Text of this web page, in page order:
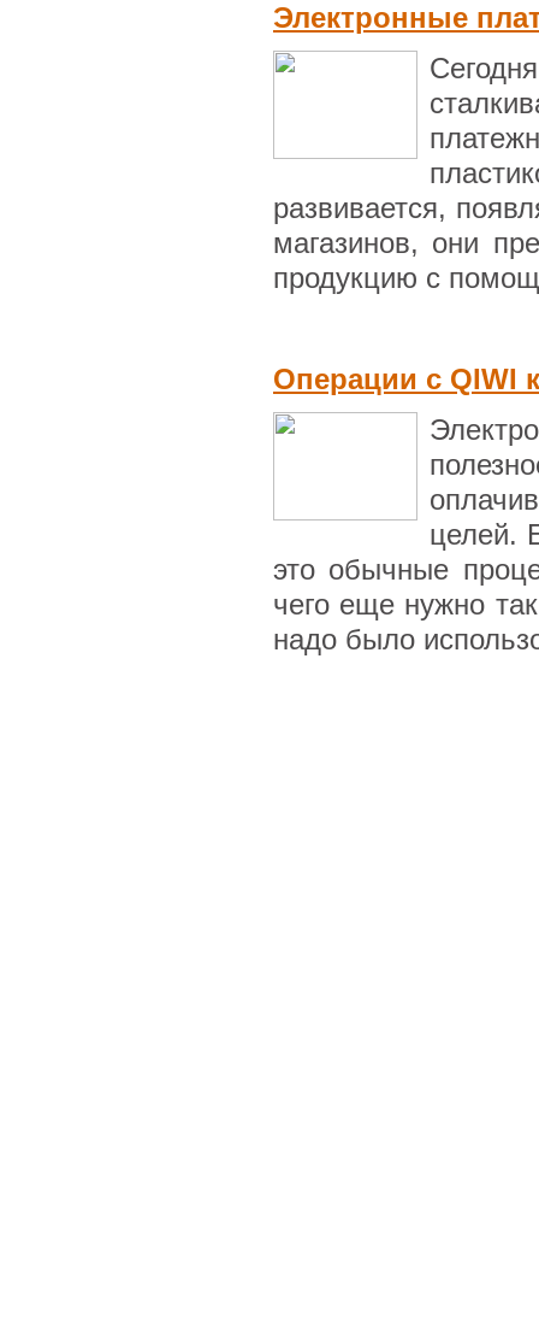
Электронные
развивается,
магазинов, они
продукцию с
Операции с QIWI
целей.
это обычные
чего еще нужно
надо было